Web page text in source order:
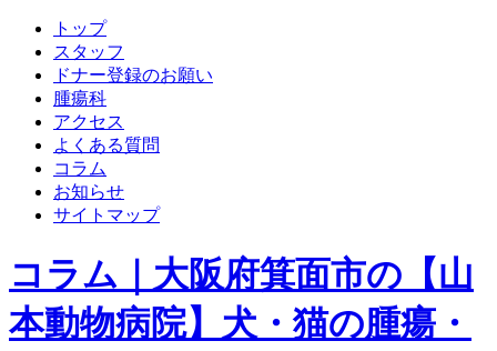
トップ
スタッフ
ドナー登録のお願い
腫瘍科
アクセス
よくある質問
コラム
お知らせ
サイトマップ
コラム｜大阪府箕面市の【山
本動物病院】犬・猫の腫瘍・